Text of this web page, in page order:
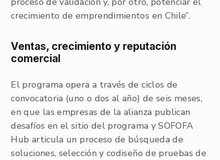
crecimiento de emprendimientos en Chile”.
Ventas, crecimiento y reputación
comercial
El programa opera a través de ciclos de
convocatoria (uno o dos al año) de seis meses,
en que las empresas de la alianza publican
desafíos en el sitio del programa y SOFOFA
Hub articula un proceso de búsqueda de
soluciones, selección y codiseño de pruebas de